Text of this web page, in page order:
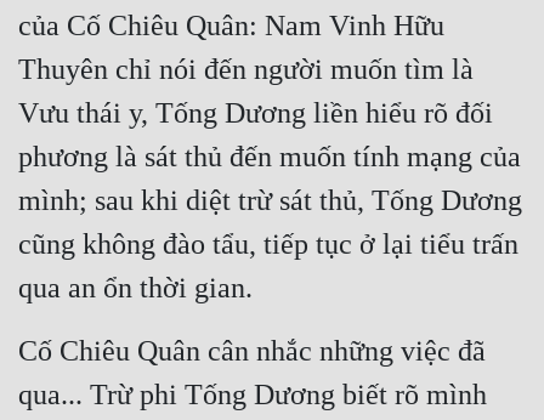
Quân Sự
Sảng Văn
Sắc
Sủng
Thanh Xuân
Tiên Hiệp
Tiểu Thuyết
của Cố Chiêu Quân: Nam Vinh Hữu
Thuyên chỉ nói đến người muốn tìm là
Vưu thái y, Tống Dương liền hiểu rõ đối
phương là sát thủ đến muốn tính mạng của
mình; sau khi diệt trừ sát thủ, Tống Dương
cũng không đào tẩu, tiếp tục ở lại tiểu trấn
qua an ổn thời gian.
Cố Chiêu Quân cân nhắc những việc đã
qua... Trừ phi Tống Dương biết rõ mình